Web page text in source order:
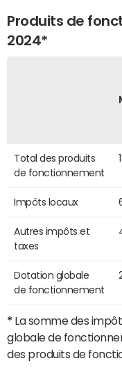
Produits de
2024*
Total des produits
de fonctionnement
Impôts locaux
Autres impôts et
taxes
Dotation globale
de fonctionnement
* La somme des
globale de
des produits de